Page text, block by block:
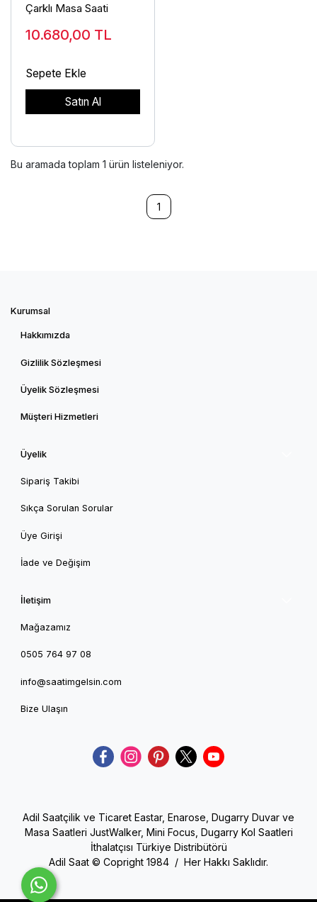
Çarklı Masa Saati
10.680,00 TL
Sepete Ekle
Satın Al
Bu aramada toplam 1 ürün listeleniyor.
1
Kurumsal
Hakkımızda
Gizlilik Sözleşmesi
Üyelik Sözleşmesi
Müşteri Hizmetleri
Üyelik
Sipariş Takibi
Sıkça Sorulan Sorular
Üye Girişi
İade ve Değişim
İletişim
Mağazamız
0505 764 97 08
info@saatimgelsin.com
Bize Ulaşın
Adil Saatçilik ve Ticaret Eastar, Enarose, Dugarry Duvar ve
Masa Saatleri JustWalker, Mini Focus, Dugarry Kol Saatleri
İthalatçısı Türkiye Distribütörü
Adil Saat © Copright 1984 / Her Hakkı Saklıdır.